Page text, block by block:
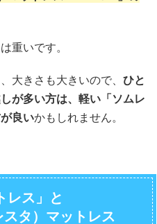
重いです。
大きさも大きいので、 ひと
が多い方は、軽い「ソムレ
良いかもしれません。
レス」と
スタ）マットレス